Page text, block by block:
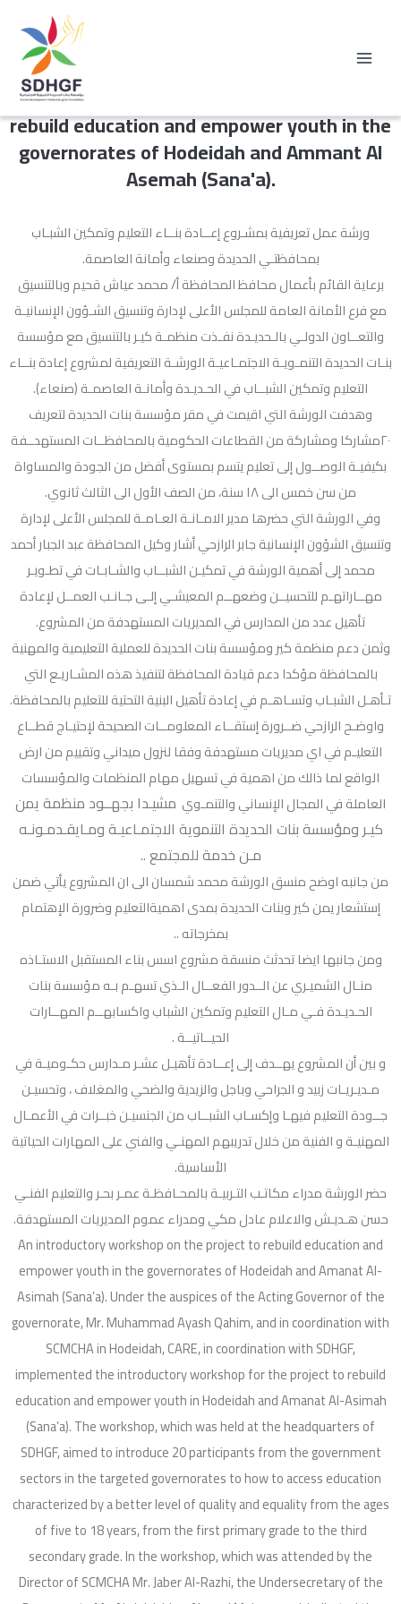
المحتوى
An introductory workshop on the project to
rebuild education and empower youth in the
governorates of Hodeidah and Ammant Al
Asemah (Sana'a).
ورشة عمل تعريفية بمشـروع إعــادة بنــاء التعليم وتمكين الشبـاب
بمحافظتـي الحديدة وصنعاء وأمانة العاصمة.
برعاية القائم بأعمال محافظ المحافظة أ/ محمد عياش قحيم وبالتنسيق
مع فرع الأمانة العامة للمجلس الأعلى لإدارة وتنسيق الشـؤون الإنسانيـة
والتعــاون الدولـي بالـحديـدة نفـذت منظمـة كيـر بالتنسيق مع مؤسسة
بنـات الحديدة التنمـويـة الاجتمـاعيـة الورشـة التعريفية لمشروع إعادة بنــاء
التعليم وتمكين الشبــاب في الحـديـدة وأمانـة العاصمـة (صنعاء).
وهدفت الورشة التي اقيمت في مقر مؤسسة بنات الحديدة لتعريف
٢٠مشاركا ومشاركة من القطاعات الحكومية بالمحافظــات المستهدــفة
بكيفيـة الوصــول إلى تعليم يتسم بمستوى أفضل من الجودة والمساواة
من سن خمس الى ١٨ سنة، من الصف الأول الى الثالث ثانوي.
وفي الورشة التي حضرها مدير الامـانـة العـامـة للمجلس الأعلى لإدارة
وتنسيق الشؤون الإنسانية جابر الرازحي أشار وكيل المحافظة عبد الجبار أحمد
محمد إلى أهمية الورشة في تمكيـن الشبــاب والشـابـات في تطـويـر
مهــاراتهـم للتحسيــن وضعهــم المعيشـي إلـى جـانـب العمــل لإعادة
تأهيل عدد من المدارس في المديريات المستهدفة من المشروع.
وثمن دعم منظمة كير ومؤسسة بنات الحديدة للعملية التعليمية والمهنية
بالمحافظة مؤكدا دعم قيادة المحافظة لتنفيذ هذه المشـاريـع التي
تـأهـل الشبـاب وتسـاهـم في إعادة تأهيل البنية التحتية للتعليم بالمحافظة.
واوضـح الرازحي ضــرورة إستقــاء المعلومــات الصحيحة لإحتيـاج قطــاع
التعليـم في اي مديريات مستهدفة وفقا لنزول ميداني وتقييم من ارض
الواقع لما ذالك من اهمية في تسهيل مهام المنظمات والمؤسسات
العاملة في المجال الإنساني والتنمـوي مشيـدا بجهــود منظمة يمن
كيـر ومؤسسة بنات الحديدة التنموية الاجتمـاعيـة ومـايقـدمـونـه
مـن خدمة للمجتمع ..
من جانبه اوضح منسق الورشة محمد شمسان الى ان المشروع يأتي ضمن
إستشعار يمن كير وبنات الحديدة بمدى اهميةالتعليم وضرورة الإهتمام
بمخرجاته ..
ومن جانبها ايضا تحدثث منسقة مشروع اسس بناء المستقبل الاستـاذه
منـال الشميـري عن الــدور الفعــال الـذي تسهـم بـه مؤسسة بنات
الحـديـدة فـي مـال التعليم وتمكين الشباب واكسابهــم المهــارات
الحيــاتيــة .
و بين أن المشروع يهــدف إلى إعــادة تأهيـل عشـر مـدارس حكـوميـة في
مـديـريـات زبيد و الجراحي وباجل والزيدية والضحي والمغلاف ، وتحسيـن
جــودة التعليم فيهـا وإكسـاب الشبــاب من الجنسيـن خبــرات في الأعمـال
المهنيـة و الفنية من خلال تدريبهم المهنـي والفني على المهارات الحياتية
الأساسية.
حضر الورشة مدراء مكاتـب التـربيـة بالمحـافظـة عمـر بحـر والتعليم الفنـي
حسن هـديـش والاعلام عادل مكي ومدراء عموم المديريات المستهدفة.
An introductory workshop on the project to rebuild education and
empower youth in the governorates of Hodeidah and Amanat Al-
Asimah (Sana’a). Under the auspices of the Acting Governor of the
governorate, Mr. Muhammad Ayash Qahim, and in coordination with
SCMCHA in Hodeidah, CARE, in coordination with SDHGF,
implemented the introductory workshop for the project to rebuild
education and empower youth in Hodeidah and Amanat Al-Asimah
(Sana’a). The workshop, which was held at the headquarters of
SDHGF, aimed to introduce 20 participants from the government
sectors in the targeted governorates to how to access education
characterized by a better level of quality and equality from the ages
of five to 18 years, from the first primary grade to the third
secondary grade. In the workshop, which was attended by the
Director of SCMCHA Mr. Jaber Al-Razhi, the Undersecretary of the